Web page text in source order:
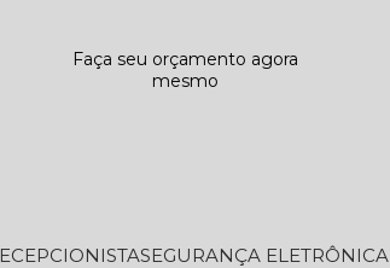
Faça seu orçamento agora
mesmo
RECEPCIONISTA SEGURANÇA ELETRÔNICA